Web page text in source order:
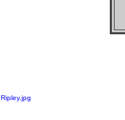
Ripley.jpg